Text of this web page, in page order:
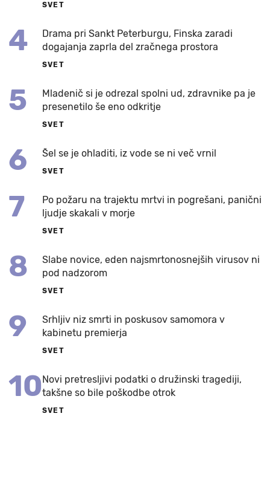
SVET
4
Drama pri Sankt Peterburgu, Finska zaradi
dogajanja zaprla del zračnega prostora
SVET
5
Mladenič si je odrezal spolni ud, zdravnike pa je
presenetilo še eno odkritje
SVET
6 Šel se je ohladiti, iz vode se ni več vrnil
SVET
7
Po požaru na trajektu mrtvi in pogrešani, panični
ljudje skakali v morje
SVET
8
Slabe novice, eden najsmrtonosnejših virusov ni
pod nadzorom
SVET
9
Srhljiv niz smrti in poskusov samomora v
kabinetu premierja
SVET
10Novi pretresljivi podatki o družinski tragediji,
takšne so bile poškodbe otrok
SVET